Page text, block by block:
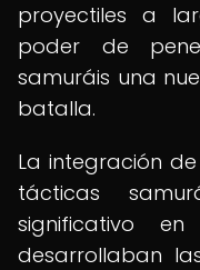
proyectiles a
poder de
samuráis una
batalla.
La integración
tácticas
significativo
desarrollaban